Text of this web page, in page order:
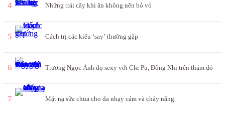
4 Những trái cây khi ăn không nên bỏ vỏ
5 Cách trị các kiểu ‘say’ thường gặp
6 Trương Ngọc Ánh đọ sexy với Chi Pu, Đông Nhi trên thảm đỏ
7 Mặt nạ sữa chua cho da nhạy cảm và cháy nắng